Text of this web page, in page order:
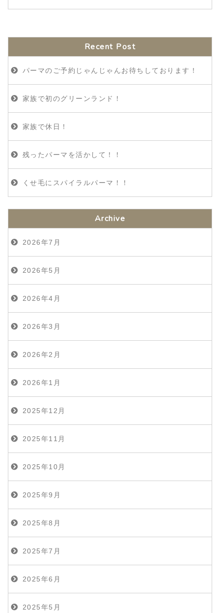
Recent Post
パーマのご予約じゃんじゃんお待ちしております！
家族で初のグリーンランド！
家族で休日！
残ったパーマを活かして！！
くせ毛にスパイラルパーマ！！
Archive
2026年7月
2026年5月
2026年4月
2026年3月
2026年2月
2026年1月
2025年12月
2025年11月
2025年10月
2025年9月
2025年8月
2025年7月
2025年6月
2025年5月